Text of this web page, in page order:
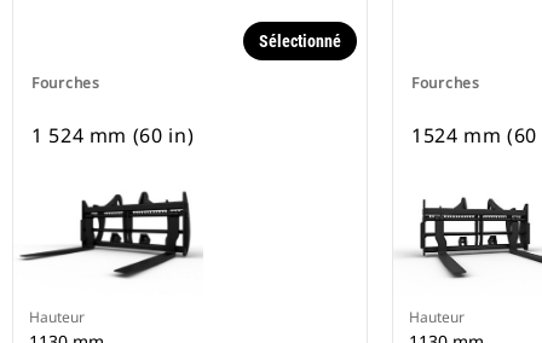
Fourches
Sélectionné
1 524 mm (60 in)
Hauteur
Fourches
1524 mm
Hauteur